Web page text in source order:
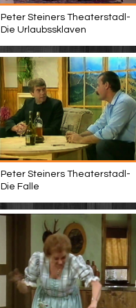
Peter Steiners Theaterstadl-
Die Urlaubssklaven
Peter Steiners Theaterstadl-
Die Falle